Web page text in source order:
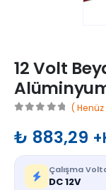
12 Volt
(
₺ 883,29
Çalışma
DC 12V